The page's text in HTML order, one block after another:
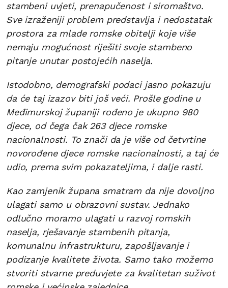
stambeni uvjeti, prenapučenost i siromaštvo.
Sve izraženiji problem predstavlja i nedostatak
prostora za mlade romske obitelji koje više
nemaju mogućnost riješiti svoje stambeno
pitanje unutar postojećih naselja.
Istodobno, demografski podaci jasno pokazuju
da će taj izazov biti još veći. Prošle godine u
Međimurskoj županiji rođeno je ukupno 980
djece, od čega čak 263 djece romske
nacionalnosti. To znači da je više od četvrtine
novorođene djece romske nacionalnosti, a taj će
udio, prema svim pokazateljima, i dalje rasti.
Kao zamjenik župana smatram da nije dovoljno
ulagati samo u obrazovni sustav. Jednako
odlučno moramo ulagati u razvoj romskih
naselja, rješavanje stambenih pitanja,
komunalnu infrastrukturu, zapošljavanje i
podizanje kvalitete života. Samo tako možemo
stvoriti stvarne preduvjete za kvalitetan suživot